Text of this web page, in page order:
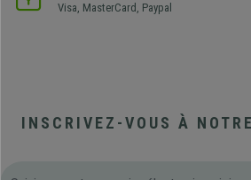
Visa, MasterCard, Paypal
INSCRIVEZ-VOUS À